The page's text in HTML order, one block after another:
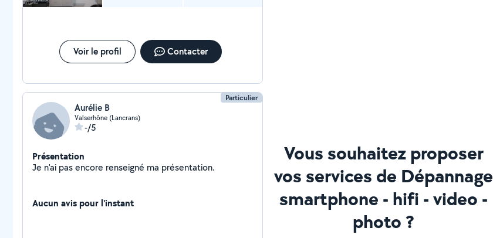
Voir le profil Contacter
Particulier
Aurélie B
Valserhône (Lancrans)
-/5
Présentation
Je n'ai pas encore renseigné ma présentation.
Aucun avis pour l'instant
Vous souhaitez proposer
vos services de Dépannage
smartphone - hifi - video -
photo ?